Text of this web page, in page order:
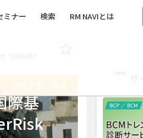
ミナー 検索 RM NAVIとは
BCP／BCM（事業継続マネジメント）
安全文化醸成／労働安全衛生
危機管理
海外
際基